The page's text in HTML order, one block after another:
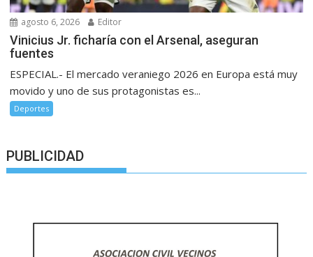
agosto 6, 2026 Editor
Vinicius Jr. ficharía con el Arsenal, aseguran
fuentes
ESPECIAL.- El mercado veraniego 2026 en Europa está muy
movido y uno de sus protagonistas es...
Deportes
PUBLICIDAD